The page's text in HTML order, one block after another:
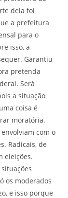
dela foi
a prefeitura
para o
isso, a
Garantiu
pretenda
Será
a situação
coisa é
moratória.
com o
Radicais, de
eleições.
os moderados
e isso porque